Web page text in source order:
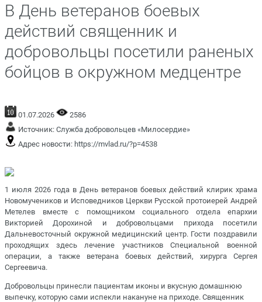
В День ветеранов боевых
действий священник и
добровольцы посетили раненых
бойцов в окружном медцентре
01.07.2026
2586
Источник: Служба добровольцев «Милосердие»
Адрес новости: https://mvlad.ru/?p=4538
1 июля 2026 года в День ветеранов боевых действий клирик храма
Новомучеников и Исповедников Церкви Русской протоиерей Андрей
Метелев вместе с помощником социального отдела епархии
Викторией Дорохиной и добровольцами прихода посетили
Дальневосточный окружной медицинский центр. Гости поздравили
проходящих здесь лечение участников Специальной военной
операции, а также ветерана боевых действий, хирурга Сергея
Сергеевича.
Добровольцы принесли пациентам иконы и вкусную домашнюю
выпечку, которую сами испекли накануне на приходе. Священник